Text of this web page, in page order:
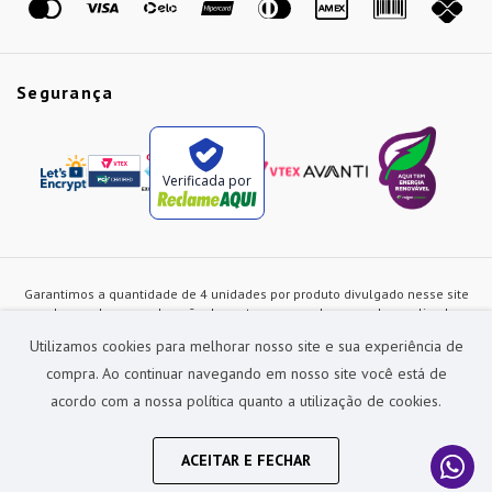
Utilizamos cookies para melhorar nosso site e sua experiência de
compra. Ao continuar navegando em nosso site você está de
acordo com a nossa política quanto a utilização de cookies.
ACEITAR E FECHAR
Segurança
Verificada por
Garantimos a quantidade de 4 unidades por produto divulgado nesse site
ou de acordo com a duração dos estoques, sendo as vendas realizadas
alterados a qualquer instante sem prévia comunicação e são exclusivos
para a loja virtual, não restando nenhuma obrigação de prática similar nas
lojas físicas da rede Preçolandia. Todas as imagens dos produtos são
meramente ilustrativas.
Preçolandia Comercial Ltda CNPJ: 62.270.186/0011-28
sac@precolandia.com.br - (11) 5445-1010